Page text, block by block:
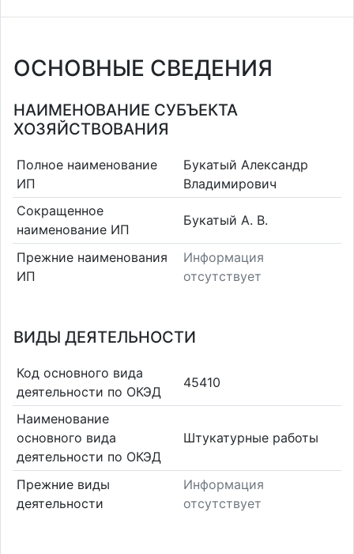
ОСНОВНЫЕ СВЕДЕНИЯ
НАИМЕНОВАНИЕ СУБЪЕКТА
ХОЗЯЙСТВОВАНИЯ
Полное наименование
ИП
Букатый Александр
Владимирович
Сокращенное
наименование ИП
Букатый А. В.
Прежние наименования
ИП
Информация
отсутствует
ВИДЫ ДЕЯТЕЛЬНОСТИ
Код основного вида
деятельности по ОКЭД
45410
Наименование
основного вида
деятельности по ОКЭД
Штукатурные работы
Прежние виды
деятельности
Информация
отсутствует